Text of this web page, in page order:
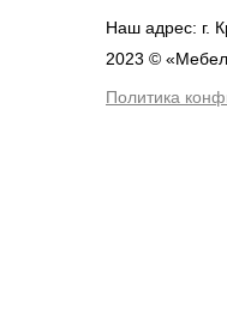
Наш адрес: г.
2023 ©
Политика